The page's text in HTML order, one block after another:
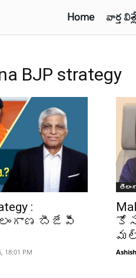
Home వార్త
BJP strategy
:
బీజేపీ
18:01 PM